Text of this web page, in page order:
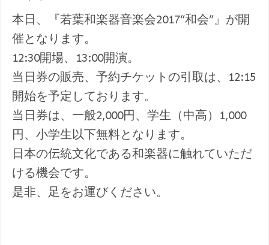
本日、『若葉和楽器音楽会2017“和会”』が開
催となります。
12:30開場、13:00開演。
当日券の販売、予約チケットの引取は、12:15
開始を予定しております。
当日券は、一般2,000円、学生（中高）1,000
円、小学生以下無料となります。
日本の伝統文化である和楽器に触れていただ
ける機会です。
是非、足をお運びください。